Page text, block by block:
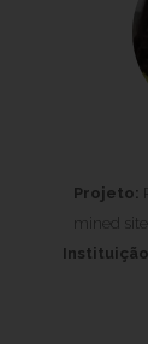
Projeto:
mined